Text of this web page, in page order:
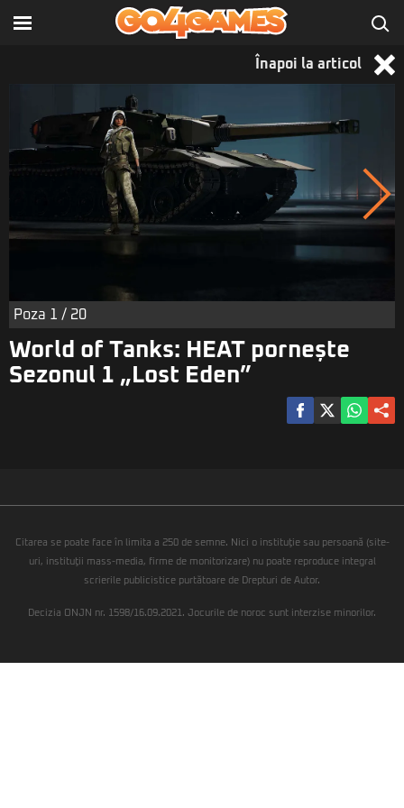
Înapoi la articol
Poza 1 / 20
World of Tanks: HEAT pornește
Sezonul 1 „Lost Eden”
Citarea se poate face în limita a 250 de semne. Nici o instituţie sau persoană (site-
uri, instituţii mass-media, firme de monitorizare) nu poate reproduce integral
scrierile publicistice purtătoare de Drepturi de Autor.
Decizia ONJN nr. 1598/16.09.2021. Jocurile de noroc sunt interzise minorilor.